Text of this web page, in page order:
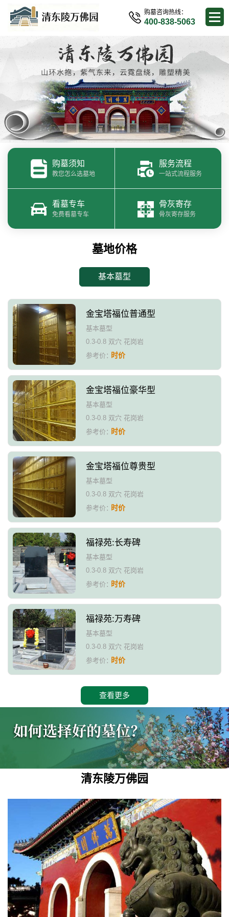
购墓咨询热线：
400-838-5063
购墓须知
教您怎么选墓地
服务流程
一站式流程服务
看墓专车
免费看墓专车
骨灰寄存
骨灰寄存服务
墓地价格
基本墓型
金宝塔福位普通型
基本墓型
0.3-0.8 双穴 花岗岩
参考价：时价
金宝塔福位豪华型
基本墓型
0.3-0.8 双穴 花岗岩
参考价：时价
金宝塔福位尊贵型
基本墓型
0.3-0.8 双穴 花岗岩
参考价：时价
福禄苑:长寿碑
基本墓型
0.3-0.8 双穴 花岗岩
参考价：时价
福禄苑:万寿碑
基本墓型
0.3-0.8 双穴 花岗岩
参考价：时价
查看更多
清东陵万佛园